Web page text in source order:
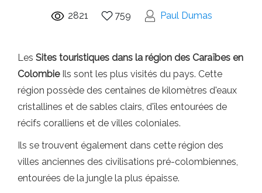
2821 759 Paul Dumas
Les Sites touristiques dans la région des Caraïbes en
ColombieIls sont les plus visités du pays. Cette
région possède des centaines de kilomètres d'eaux
cristallines et de sables clairs, d'îles entourées de
récifs coralliens et de villes coloniales.
Ils se trouvent également dans cette région des
villes anciennes des civilisations pré-colombiennes,
entourées de la jungle la plus épaisse.